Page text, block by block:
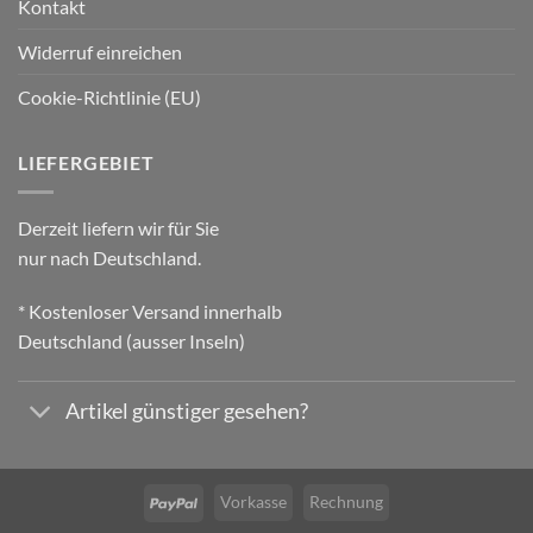
Kontakt
Widerruf einreichen
Cookie-Richtlinie (EU)
LIEFERGEBIET
Derzeit liefern wir für Sie
nur nach Deutschland.
* Kostenloser Versand innerhalb
Deutschland (ausser Inseln)
Artikel günstiger gesehen?
Vorkasse Rechnung